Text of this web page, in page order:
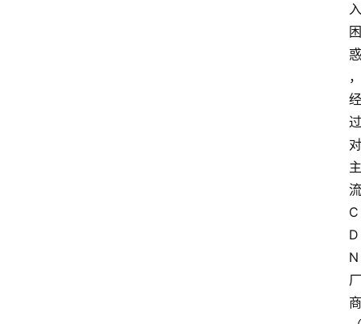
入
困
惑
，
经
过
对
主
流
C
D
N
厂
商